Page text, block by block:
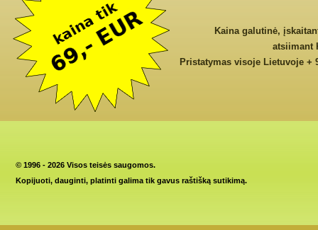
Kaina galutinė,
atsiimant
Pristatymas visoje Lietuvoje +
© 1996 - 2026 Visos teisės saugomos.
Kopijuoti, dauginti, platinti galima tik gavus raštišką sutikimą.